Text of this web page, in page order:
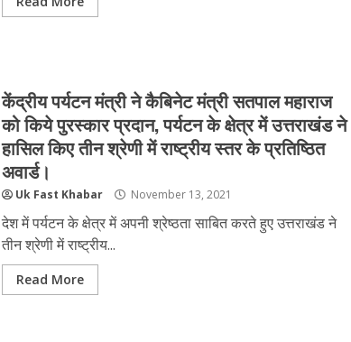
केंद्रीय पर्यटन मंत्री ने कैबिनेट मंत्री सतपाल महाराज
को किये पुरस्कार प्रदान, पर्यटन के क्षेत्र में उत्तराखंड ने
हासिल किए तीन श्रेणी में राष्ट्रीय स्तर के प्रतिष्ठित
अवार्ड।
Uk Fast Khabar November 13, 2021
देश में पर्यटन के क्षेत्र में अपनी श्रेष्ठता साबित करते हुए उत्तराखंड ने
तीन श्रेणी में राष्ट्रीय...
Read More